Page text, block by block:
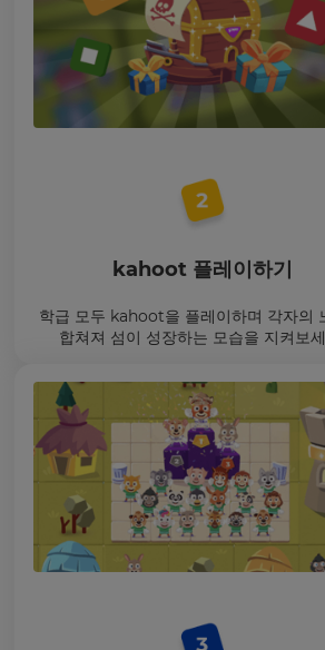
kahoot 플레이하기
학급 모두 kahoot을 플레이하며 각자의
합쳐져 섬이 성장하는 모습을 지켜보